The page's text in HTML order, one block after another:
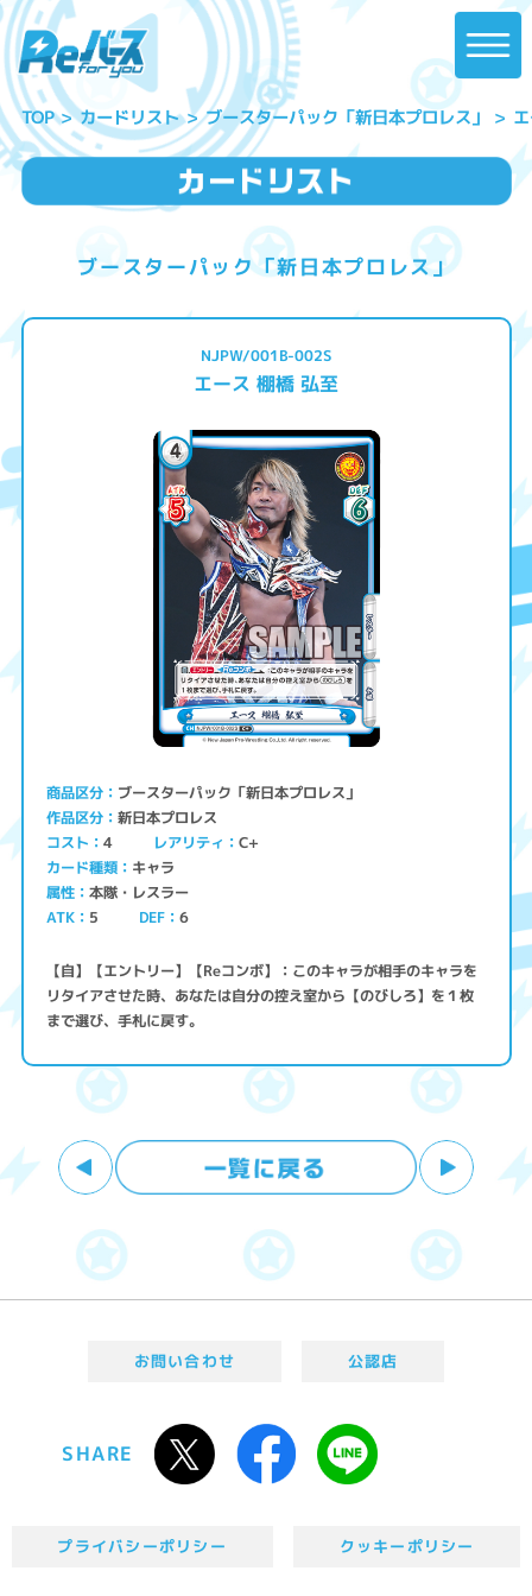
TOP カードリスト ブースターパック「新日本プロレス」
ブースターパック「新日本プロレス」
NJPW/001B-002S
エース 棚橋 弘至
商品区分 ブースターパック「新日本プロレス」
作品区分 新日本プロレス
コスト 4 レアリティ C+
カード種類 キャラ
属性 本隊・レスラー
ATK 5 DEF 6
【自】【エントリー】【Reコンボ】：このキャラが相手のキャラを
リタイアさせた時、あなたは自分の控え室から【のびしろ】を１枚
まで選び、手札に戻す。
お問い合わせ 公認店
SHARE
プライバシーポリシー クッキーポリシー